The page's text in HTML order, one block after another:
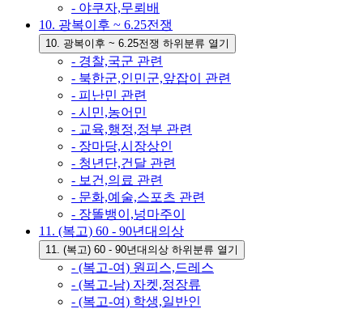
- 야쿠자,무뢰배
10. 광복이후 ~ 6.25전쟁
10. 광복이후 ~ 6.25전쟁 하위분류 열기
- 경찰,국군 관련
- 북한군,인민군,앞잡이 관련
- 피난민 관련
- 시민,농어민
- 교육,행정,정부 관련
- 장마당,시장상인
- 청년단,건달 관련
- 보건,의료 관련
- 문화,예술,스포츠 관련
- 장똘뱅이,넝마주이
11. (복고) 60 - 90년대의상
11. (복고) 60 - 90년대의상 하위분류 열기
- (복고-여) 원피스,드레스
- (복고-남) 자켓,정장류
- (복고-여) 학생,일반인